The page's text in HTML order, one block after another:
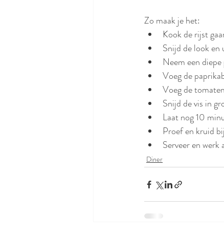
Zo maak je het:
Kook de rijst
Snijd de look en
Neem een
Voeg de
Voeg de
Snijd de vis in
Laat nog 10
Proef en kruid
Serveer en
Diner